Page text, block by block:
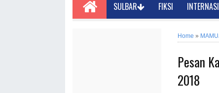
SULBAR FIKSI
Home »
Pesan
2018